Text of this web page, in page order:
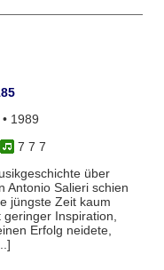
1989
7 7 7
über
Antonio Salieri schien
jüngste Zeit kaum
Inspiration,
Erfolg neidete,